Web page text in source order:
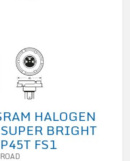
HALOGEN
BRIGHT
FS1